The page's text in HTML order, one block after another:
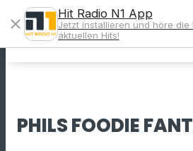
PHILS FOODIE
close
Hit Radio N1 App
Jetzt installieren und höre die
aktuellen Hits!